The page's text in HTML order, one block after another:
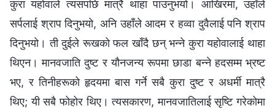
कुरा यहोवाले त्यसपछि मात्रै थाहा पाउनुभयो। आखिरमा, उहाँले
सर्पलाई श्राप दिनुभयो, अनि उहाँले आदम र हव्‍वा दुवैलाई पनि श्राप
दिनुभयो। ती दुईले रूखको फल खाँदै छन् भन्‍ने कुरा यहोवालाई थाहा
थिएन। मानवजाति दुष्ट र यौनजन्य रूपमा छाडा बन्‍ने हदसम्म भ्रष्ट
भए, र तिनीहरूको हृदयमा बास गर्ने सबै कुरा दुष्ट र अधर्मी मात्रै
थिए; यी सबै फोहोर थिए। त्यसकारण, मानवजातिलाई सृष्टि गरेकोमा